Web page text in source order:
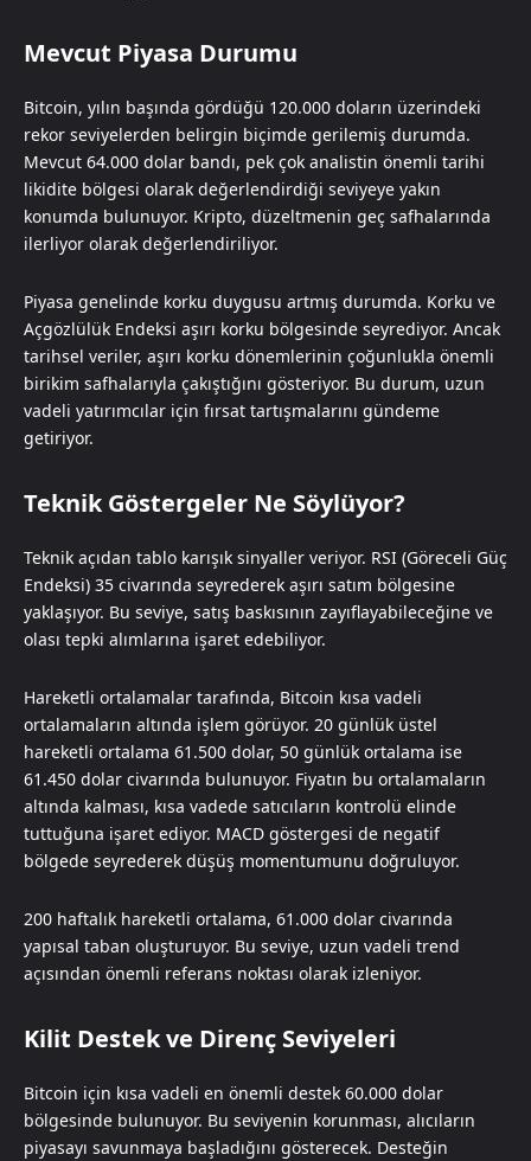
Mevcut Piyasa Durumu
Bitcoin, yılın başında gördüğü 120.000 doların üzerindeki
rekor seviyelerden belirgin biçimde gerilemiş durumda.
Mevcut 64.000 dolar bandı, pek çok analistin önemli tarihi
likidite bölgesi olarak değerlendirdiği seviyeye yakın
konumda bulunuyor. Kripto, düzeltmenin geç safhalarında
ilerliyor olarak değerlendiriliyor.
Piyasa genelinde korku duygusu artmış durumda. Korku ve
Açgözlülük Endeksi aşırı korku bölgesinde seyrediyor. Ancak
tarihsel veriler, aşırı korku dönemlerinin çoğunlukla önemli
birikim safhalarıyla çakıştığını gösteriyor. Bu durum, uzun
vadeli yatırımcılar için fırsat tartışmalarını gündeme
getiriyor.
Teknik Göstergeler Ne Söylüyor?
Teknik açıdan tablo karışık sinyaller veriyor. RSI (Göreceli Güç
Endeksi) 35 civarında seyrederek aşırı satım bölgesine
yaklaşıyor. Bu seviye, satış baskısının zayıflayabileceğine ve
olası tepki alımlarına işaret edebiliyor.
Hareketli ortalamalar tarafında, Bitcoin kısa vadeli
ortalamaların altında işlem görüyor. 20 günlük üstel
hareketli ortalama 61.500 dolar, 50 günlük ortalama ise
61.450 dolar civarında bulunuyor. Fiyatın bu ortalamaların
altında kalması, kısa vadede satıcıların kontrolü elinde
tuttuğuna işaret ediyor. MACD göstergesi de negatif
bölgede seyrederek düşüş momentumunu doğruluyor.
200 haftalık hareketli ortalama, 61.000 dolar civarında
yapısal taban oluşturuyor. Bu seviye, uzun vadeli trend
açısından önemli referans noktası olarak izleniyor.
Kilit Destek ve Direnç Seviyeleri
Bitcoin için kısa vadeli en önemli destek 60.000 dolar
bölgesinde bulunuyor. Bu seviyenin korunması, alıcıların
piyasayı savunmaya başladığını gösterecek. Desteğin